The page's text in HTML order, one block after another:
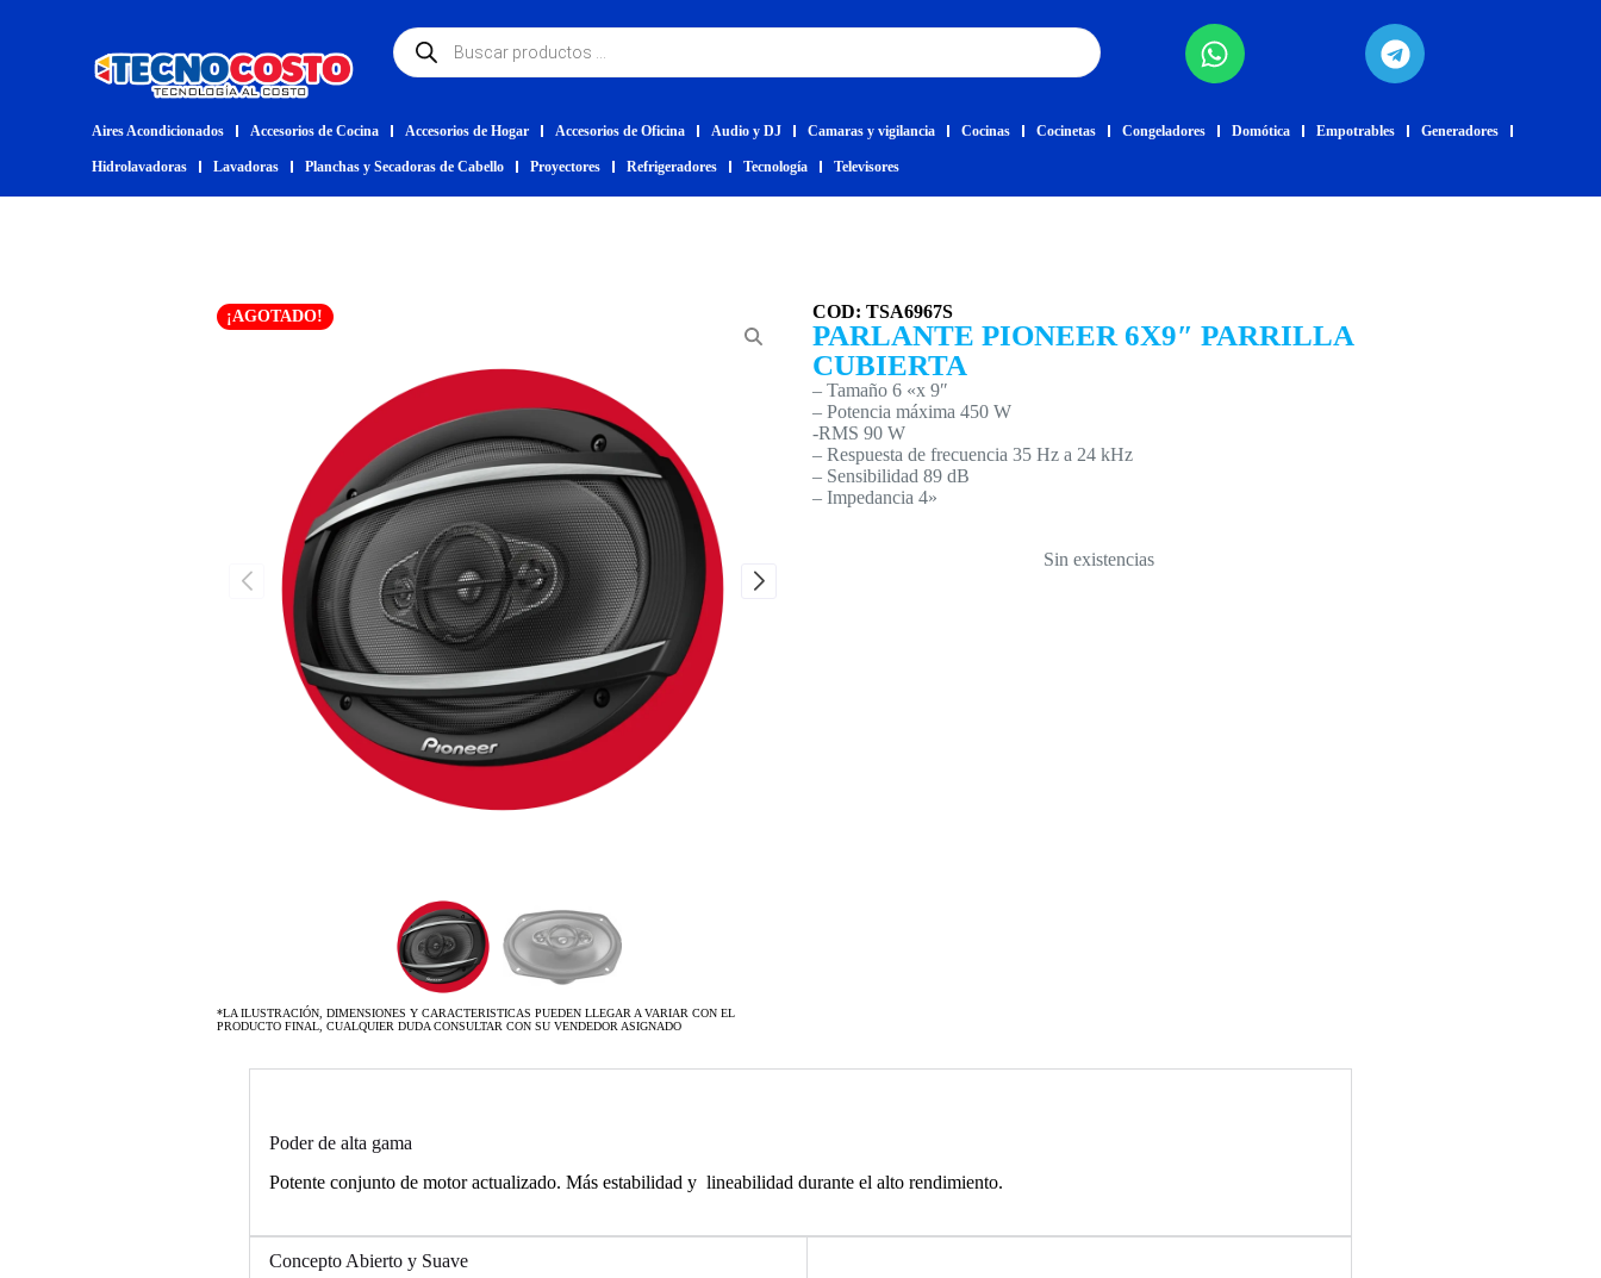
Aires Acondicionados Accesorios de Cocina Accesorios de Hogar Accesorios de Oficina Audio y DJ Camaras y vigilancia Cocinas Cocinetas Congeladores Domótica Empotrables Generadores
Hidrolavadoras Lavadoras Planchas y Secadoras de Cabello Proyectores Refrigeradores Tecnología Televisores
*LA ILUSTRACIÓN, DIMENSIONES Y CARACTERISTICAS PUEDEN LLEGAR A VARIAR CON EL
PRODUCTO FINAL, CUALQUIER DUDA CONSULTAR CON SU VENDEDOR ASIGNADO
COD: TSA6967S
PARLANTE PIONEER 6X9″ PARRILLA
CUBIERTA
– Tamaño 6 «x 9″
– Potencia máxima 450 W
-RMS 90 W
– Respuesta de frecuencia 35 Hz a 24 kHz
– Sensibilidad 89 dB
– Impedancia 4»
Sin existencias
Poder de alta gama
Potente conjunto de motor actualizado. Más estabilidad y lineabilidad durante el alto rendimiento.
Concepto Abierto y Suave